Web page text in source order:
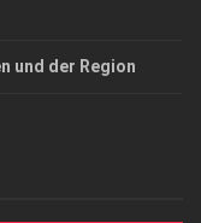
und der Region